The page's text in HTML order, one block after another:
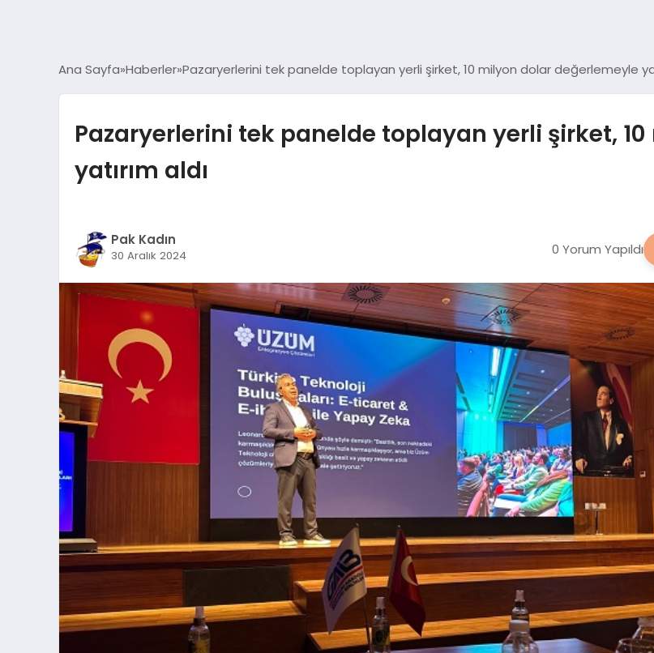
Ana Sayfa Haberler Pazaryerlerini tek panelde toplayan yerli şirket, 10 milyon dolar değerlemeyle
Pazaryerlerini tek panelde toplayan yerli şirket,
yatırım aldı
Pak Kadın
30 Aralık 2024 0 Yorum Yapıldı